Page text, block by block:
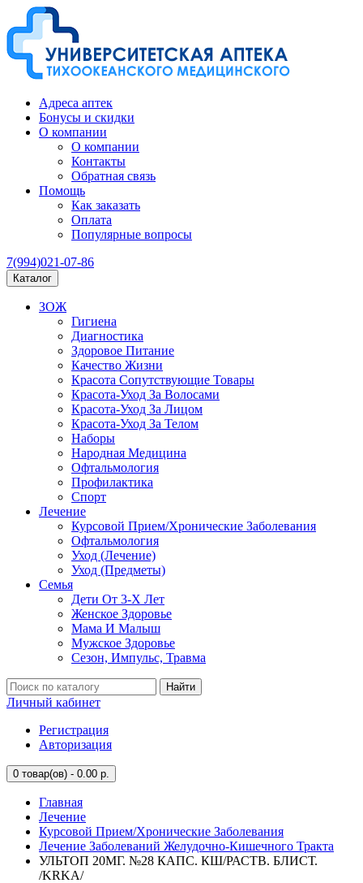
Адреса аптек
Бонусы и скидки
О компании
О компании
Контакты
Обратная связь
Помощь
Как заказать
Оплата
Популярные вопросы
7(994)021-07-86
Каталог
ЗОЖ
Гигиена
Диагностика
Здоровое Питание
Качество Жизни
Красота Сопутствующие Товары
Красота-Уход За Волосами
Красота-Уход За Лицом
Красота-Уход За Телом
Наборы
Народная Медицина
Офтальмология
Профилактика
Спорт
Лечение
Курсовой Прием/Хронические Заболевания
Офтальмология
Уход (Лечение)
Уход (Предметы)
Семья
Дети От 3-Х Лет
Женское Здоровье
Мама И Малыш
Мужское Здоровье
Сезон, Импульс, Травма
Найти
Личный кабинет
Регистрация
Авторизация
0 товар(ов) - 0.00 р.
Главная
Лечение
Курсовой Прием/Хронические Заболевания
Лечение Заболеваний Желудочно-Кишечного Тракта
УЛЬТОП 20МГ. №28 КАПС. КШ/РАСТВ. БЛИСТ.
/KRKA/